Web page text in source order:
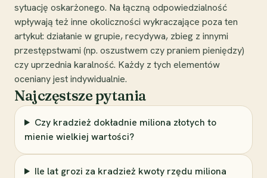
sytuację oskarżonego. Na łączną odpowiedzialność
wpływają też inne okoliczności wykraczające poza ten
artykuł: działanie w grupie, recydywa, zbieg z innymi
przestępstwami (np. oszustwem czy praniem pieniędzy)
czy uprzednia karalność. Każdy z tych elementów
oceniany jest indywidualnie.
Najczęstsze pytania
Czy kradzież dokładnie miliona złotych to
mienie wielkiej wartości?
Ile lat grozi za kradzież kwoty rzędu miliona